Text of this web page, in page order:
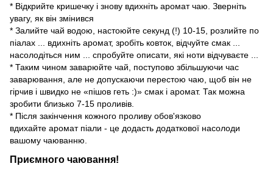
* Відкрийте кришечку і знову вдихніть аромат чаю. Зверніть
увагу, як він змінився
* Залийте чай водою, настоюйте секунд (!) 10-15, розлийте по
піалах ... вдихніть аромат, зробіть ковток, відчуйте смак ...
насолодіться ним ... спробуйте описати, які ноти відчуваєте ...
* Таким чином заварюйте чай, поступово збільшуючи час
заварювання, але не допускаючи перестою чаю, щоб він не
гірчив і швидко не «пішов геть :)» смак і аромат. Так можна
зробити близько 7-15 проливів.
* Після закінчення кожного проливу обов'язково
вдихайте аромат піали - це додасть додаткової насолоди
вашому чаюванню.
Приємного чаювання!